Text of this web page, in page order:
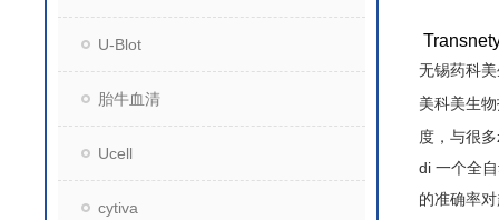
U-Blot
胎牛血清
Ucell
cytiva
无锡药科
美科美生
度，与很
di 一个全
的准确率